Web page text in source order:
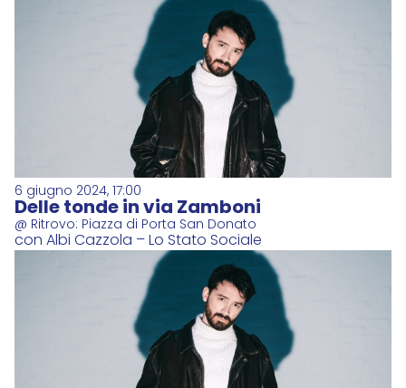
6 giugno 2024, 17:00
Delle tonde in via Zamboni
@ Ritrovo: Piazza di Porta San Donato
con Albi Cazzola – Lo Stato Sociale